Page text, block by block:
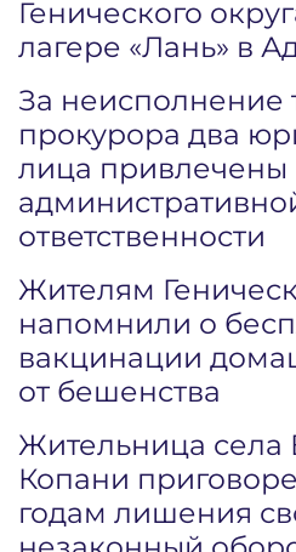
Генического
лагере «Лань» в
За неисполнение
прокурора два
лица привлечены
ответственности
Жителям
напомнили о
вакцинации
от бешенства
Жительница села
Копани
годам лишения